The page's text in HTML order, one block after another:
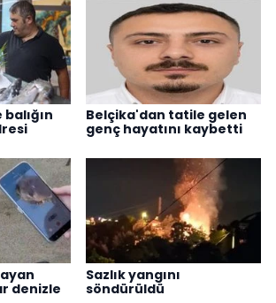
Belçika'dan tatile gelen
genç hayatını kaybetti
denizle
Sazlık yangını
söndürüldü